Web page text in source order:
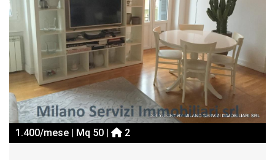
1.400/mese | Mq 50 | 2